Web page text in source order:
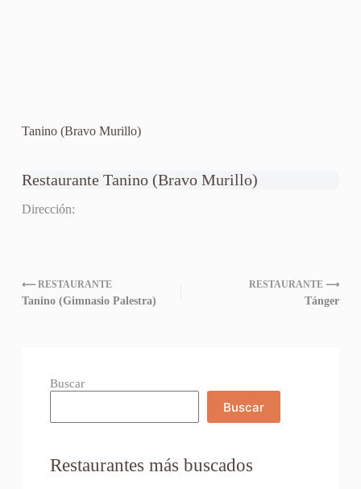
Tanino (Bravo Murillo)
Restaurante Tanino (Bravo Murillo)
Dirección:
⟵ RESTAURANTE
Tanino (Gimnasio Palestra)
RESTAURANTE ⟶
Tánger
Buscar
Buscar
Restaurantes más buscados